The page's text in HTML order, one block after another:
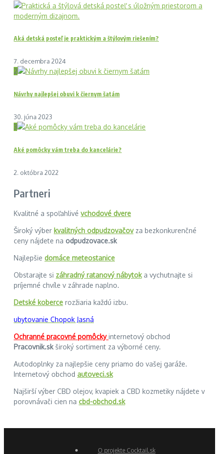
Aká detská posteľ je praktickým a štýlovým riešením?
7. decembra 2024
2
Návrhy najlepšej obuvi k čiernym šatám
30. júna 2023
3
Aké pomôcky vám treba do kancelárie?
2. októbra 2022
Partneri
Kvalitné a spoľahlivé vchodové dvere
Široký výber kvalitných odpudzovačovza bezkonkurenčné
ceny nájdete na odpudzovace.sk
Najlepšie domáce meteostanice
Obstarajte si záhradný ratanový nábytoka vychutnajte si
príjemné chvíle v záhrade naplno.
Detské koberce rozžiaria každú izbu.
ubytovanie Chopok Jasná
Ochranné pracovné pomôckyinternetový obchod
Pracovnik.skširoký sortiment za výborné ceny.
Autodoplnky za najlepšie ceny priamo do vašej garáže.
Internetový obchod autoveci.sk
Najširší výber CBD olejov, kvapiek a CBD kozmetiky nájdete v
porovnávači cien na cbd-obchod.sk
O projekte Cocktail.sk